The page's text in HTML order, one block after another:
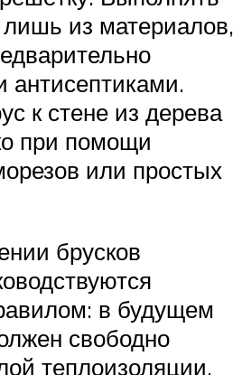
лишь из материалов,
антисептиками.
к стене из дерева
при помощи
или простых
брусков
в будущем
свободно
теплоизоляции.